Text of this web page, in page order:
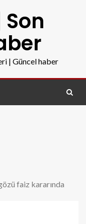
| Güncel haber
faiz kararında